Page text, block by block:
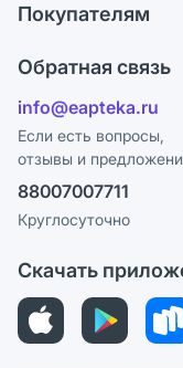
Ответы на вопросы
Блог
Карьера
Поставщики
Лицензия
Реклама на сайте
Ваши товары на
Покупателям
Программа
Политика
Пользовательское
Политика
Этика и
Политика в
Обратная связь
info@eapteka.ru
Если есть вопросы,
отзывы и
88007007711
Круглосуточно
Скачать